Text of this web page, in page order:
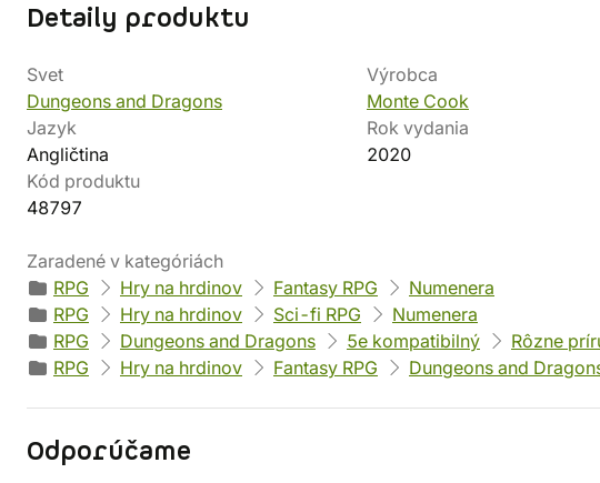
Detaily produktu
Svet
Dungeons and Dragons
Výrobca
Monte Cook
Jazyk
Angličtina
Rok vydania
2020
Kód produktu
48797
Zaradené v kategóriách
RPG
Hry na hrdinov Fantasy RPG
Numenera
RPG
Hry na hrdinov Sci-fi RPG
Numenera
RPG
Dungeons and Dragons 5e kompatibilný
Rôzne
RPG
Hry na hrdinov Fantasy RPG Dungeons and
Odporúčame